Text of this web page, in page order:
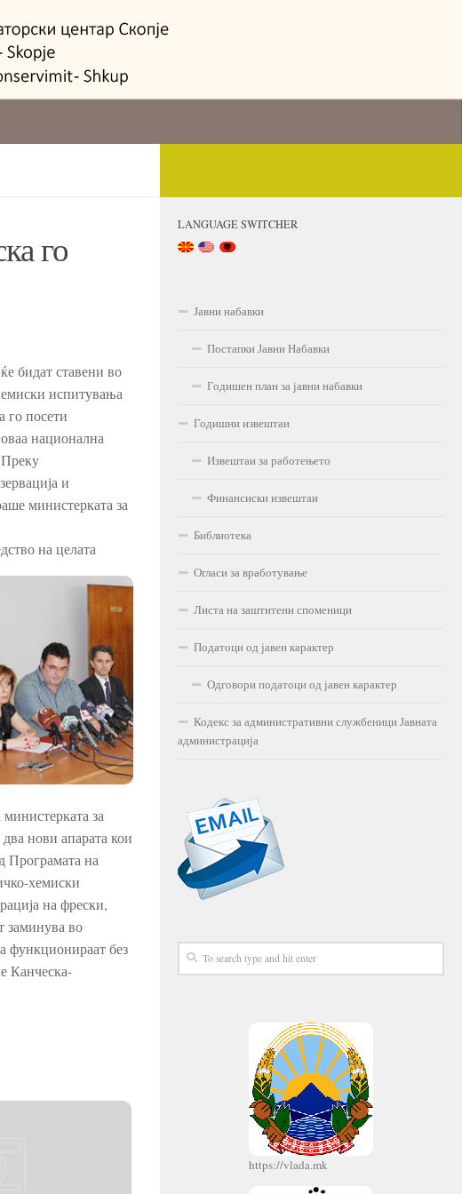
го
бидат ставени во
испитувања
го посети
национална
Преку
и
министерката за
на целата
за
нови апарата кои
Програмата на
хемиски
на фрески,
заминува во
функционираат без
Канческа-
LANGUAGE SWITCHER
Јавни набавки
Постапки Јавни Набавки
Годишен план за јавни набавки
Годишни извештаи
Извештаи за работењето
Финансиски извештаи
Библиотека
Огласи за вработување
Листа на заштитени споменици
Податоци од јавен карактер
Одговори податоци од јавен карактер
Кодекс за административни службеници Јавната
администрација
https://vlada.mk